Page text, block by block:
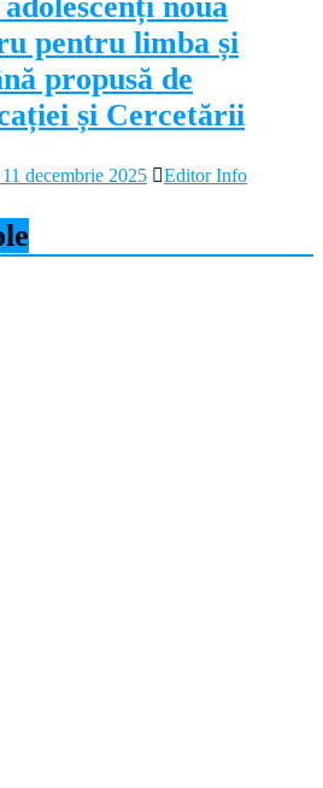
pentru limba și
propusă de
și Cercetării
decembrie 2025 Editor Info